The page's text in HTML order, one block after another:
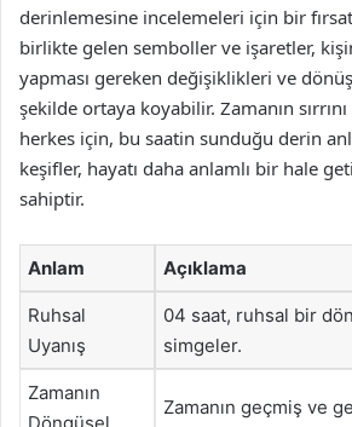
derinlemesine incelemeleri için bir
birlikte gelen semboller ve işaretler,
yapması gereken değişiklikleri ve
şekilde ortaya koyabilir. Zamanın
herkes için, bu saatin sunduğu derin
keşifler, hayatı daha anlamlı bir hale
sahiptir.
Anlam Açıklama
Ruhsal
Uyanış
04 saat, ruhsal bir
simgeler.
Zamanın
Zamanın geçmiş ve